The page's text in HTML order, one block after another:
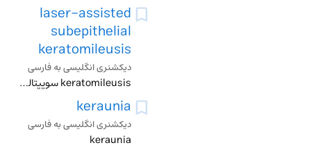
laser-assisted
subepithelial
keratomileusis
دیکشنری انگلیسی به فارسی
keratomileusis سوپپتالیال لیزر کمک می کند
keraunia
دیکشنری انگلیسی به فارسی
keraunia